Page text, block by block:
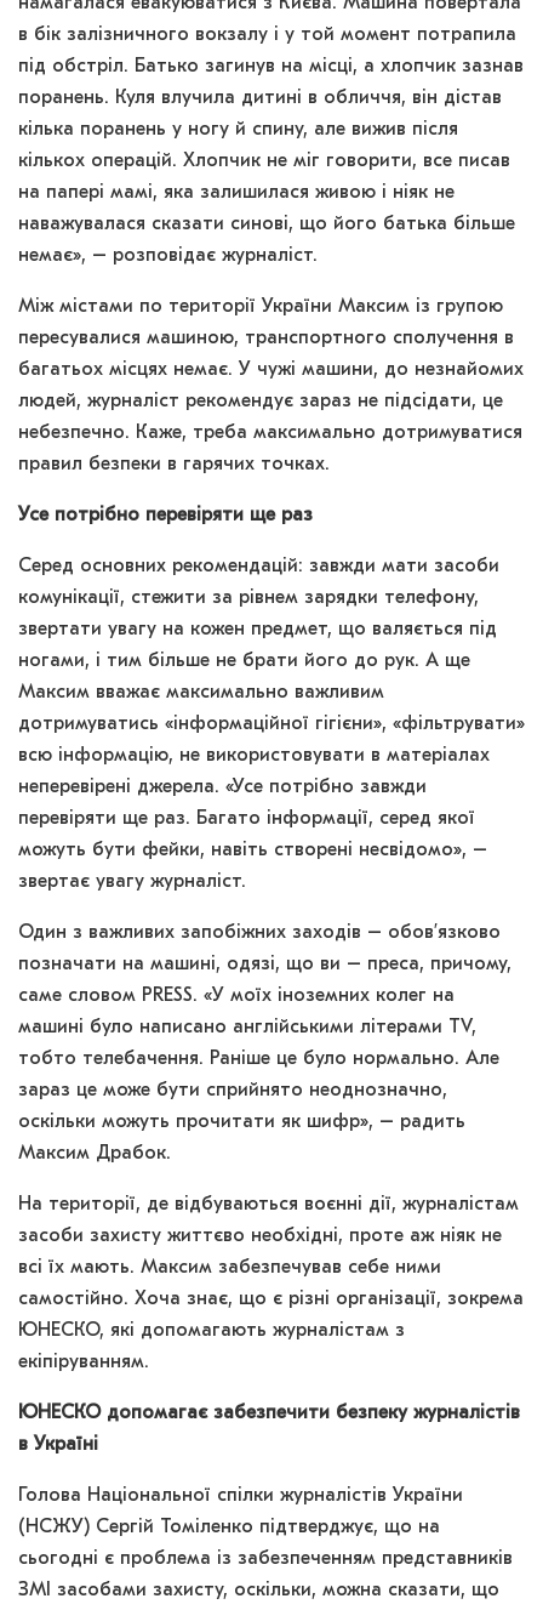
в бік залізничного вокзалу і у той момент потрапила
під обстріл. Батько загинув на місці, а хлопчик зазнав
поранень. Куля влучила дитині в обличчя, він дістав
кілька поранень у ногу й спину, але вижив після
кількох операцій. Хлопчик не міг говорити, все писав
на папері мамі, яка залишилася живою і ніяк не
наважувалася сказати синові, що його батька більше
немає», – розповідає журналіст.
Між містами по території України Максим із групою
пересувалися машиною, транспортного сполучення в
багатьох місцях немає. У чужі машини, до незнайомих
людей, журналіст рекомендує зараз не підсідати, це
небезпечно. Каже, треба максимально дотримуватися
правил безпеки в гарячих точках.
Усе потрібно перевіряти ще раз
Серед основних рекомендацій: завжди мати засоби
комунікації, стежити за рівнем зарядки телефону,
звертати увагу на кожен предмет, що валяється під
ногами, і тим більше не брати його до рук. А ще
Максим вважає максимально важливим
дотримуватись «інформаційної гігієни», «фільтрувати»
всю інформацію, не використовувати в матеріалах
неперевірені джерела. «Усе потрібно завжди
перевіряти ще раз. Багато інформації, серед якої
можуть бути фейки, навіть створені несвідомо», –
звертає увагу журналіст.
Один з важливих запобіжних заходів – обов’язково
позначати на машині, одязі, що ви – преса, причому,
саме словом PRESS. «У моїх іноземних колег на
машині було написано англійськими літерами TV,
тобто телебачення. Раніше це було нормально. Але
зараз це може бути сприйнято неоднозначно,
оскільки можуть прочитати як шифр», – радить
Максим Драбок.
На території, де відбуваються воєнні дії, журналістам
засоби захисту життєво необхідні, проте аж ніяк не
всі їх мають. Максим забезпечував себе ними
самостійно. Хоча знає, що є різні організації, зокрема
ЮНЕСКО, які допомагають журналістам з
екіпіруванням.
ЮНЕСКО допомагає забезпечити безпеку журналістів
в Україні
Голова Національної спілки журналістів України
(НСЖУ) Сергій Томіленко підтверджує, що на
сьогодні є проблема із забезпеченням представників
ЗМІ засобами захисту, оскільки, можна сказати, що